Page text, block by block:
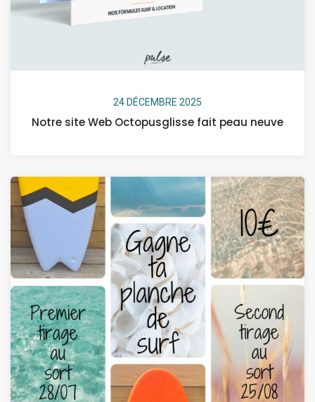
24 DÉCEMBRE 2025
Notre site Web Octopusglisse fait peau neuve